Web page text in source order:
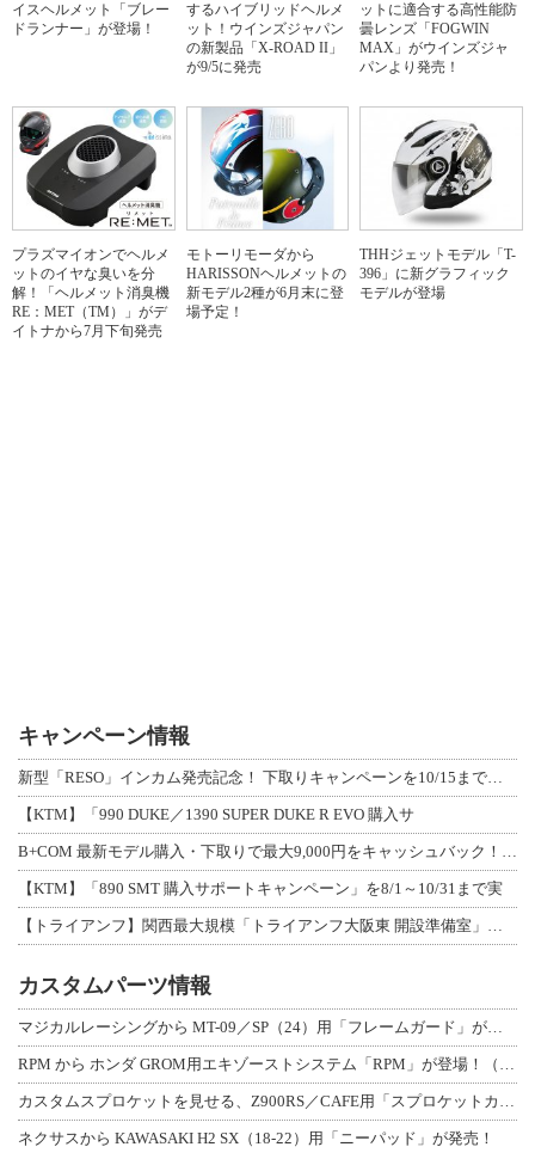
イスヘルメット「ブレー
ドランナー」が登場！
するハイブリッドヘルメ
ット！ウインズジャパン
の新製品「X-ROAD II」
が9/5に発売
ットに適合する高性能防
曇レンズ「FOGWIN
MAX」がウインズジャ
パンより発売！
プラズマイオンでヘルメ
ットのイヤな臭いを分
解！「ヘルメット消臭機
RE：MET（TM）」がデ
イトナから7月下旬発売
モトーリモーダから
HARISSONヘルメットの
新モデル2種が6月末に登
場予定！
THHジェットモデル「T-
396」に新グラフィック
モデルが登場
キャンペーン情報
【KTM】「990 DUKE／1390 SUPER DUKE R EVO 購入サ
【KTM】「890 SMT 購入サポートキャンペーン」を8/1～10/31まで実
カスタムパーツ情報
ネクサスから KAWASAKI H2 SX（18-22）用「ニーパッド」が発売！